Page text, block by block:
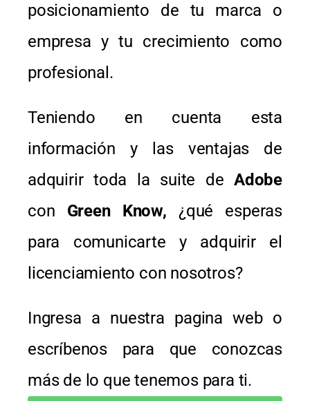
posicionamiento de tu marca o
empresa y tu crecimiento como
profesional.
Teniendo en cuenta esta
información y las ventajas de
adquirir toda la suite de Adobe
con Green Know, ¿qué esperas
para comunicarte y adquirir el
licenciamiento con nosotros?
Ingresa a nuestra pagina web o
escríbenos para que conozcas
más de lo que tenemos para ti.